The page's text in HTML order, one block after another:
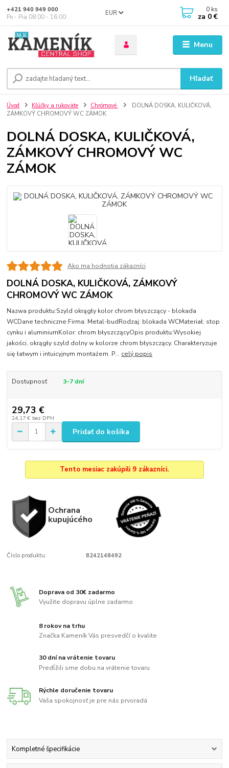
Menu
EUR
Hľadať
+421 940 949 000
Po - Pia 08:00 - 16:00
0 ks
za 0 €
Úvod Kľúčky a rukoväte Chrómové
DOLNÁ DOSKA, KULIČKOVÁ,
ZÁMKOVÝ CHROMOVÝ WC ZÁMOK
DOLNÁ DOSKA, KULIČKOVÁ,
ZÁMKOVÝ CHROMOVÝ WC
ZÁMOK
Ako ma hodnotia zákazníci
DOLNÁ DOSKA, KULIČKOVÁ, ZÁMKOVÝ
CHROMOVÝ WC ZÁMOK
Nazwa produktu:Szyld okrągły kolor chrom błyszczący - blokada
WCDane techniczne:Firma: Metal-budRodzaj: blokada WCMateriał: stop
cynku i aluminiumKolor: chrom błyszczącyOpis produktu:Wysokiej
jakości, okrągły szyld dolny w kolorze chrom błyszczący. Charakteryzuje
się łatwym i intuicyjnym montażem. P... celý popis
Dostupnosť 3-7 dní
29,73 €
24,17 € bez DPH
Pridať do košíka
Tento mesiac zakúpili 9 zákazníci.
Ochrana
kupujúcého
Číslo produktu: 8242148492
Doprava od 30€ zadarmo
Využite dopravu úplne zadarmo
8 rokov na trhu
Značka Kameník Vás presvedčí o kvalite
30 dní na vrátenie tovaru
Predĺžili sme dobu na vrátenie tovaru
Rýchle doručenie tovaru
Vaša spokojnosť je pre nás prvoradá
Kompletné špecifikácie